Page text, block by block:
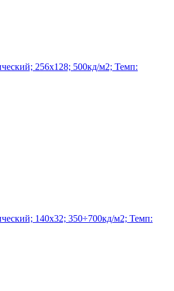
256x128; 500кд/м2; Темп:
140x32; 350÷700кд/м2; Темп: